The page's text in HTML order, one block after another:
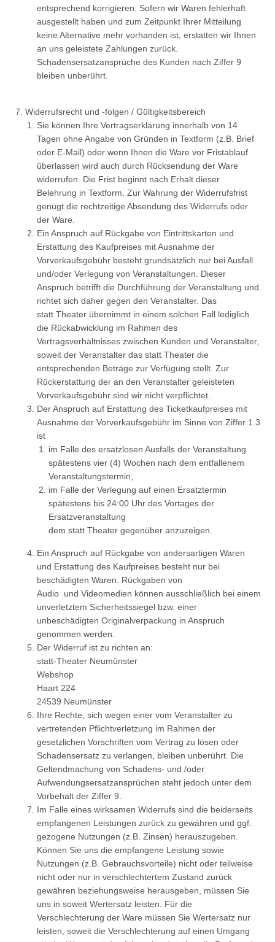
entsprechend korrigieren. Sofern wir Waren fehlerhaft
ausgestellt haben und zum Zeitpunkt Ihrer Mitteilung
keine Alternative mehr vorhanden ist, erstatten wir Ihnen
an uns geleistete Zahlungen zurück.
Schadensersatzansprüche des Kunden nach Ziffer 9
bleiben unberührt.
Widerrufsrecht und -folgen / Gültigkeitsbereich
Sie können Ihre Vertragserklärung innerhalb von 14
Tagen ohne Angabe von Gründen in Textform (z.B. Brief
oder E-Mail) oder wenn Ihnen die Ware vor Fristablauf
überlassen wird auch durch Rücksendung der Ware
widerrufen. Die Frist beginnt nach Erhalt dieser
Belehrung in Textform. Zur Wahrung der Widerrufsfrist
genügt die rechtzeitige Absendung des Widerrufs oder
der Ware.
Ein Anspruch auf Rückgabe von Eintrittskarten und
Erstattung des Kaufpreises mit Ausnahme der
Vorverkaufsgebühr besteht grundsätzlich nur bei Ausfall
und/oder Verlegung von Veranstaltungen. Dieser
Anspruch betrifft die Durchführung der Veranstaltung und
richtet sich daher gegen den Veranstalter. Das
statt Theater übernimmt in einem solchen Fall lediglich
die Rückabwicklung im Rahmen des
Vertragsverhältnisses zwischen Kunden und Veranstalter,
soweit der Veranstalter das statt Theater die
entsprechenden Beträge zur Verfügung stellt. Zur
Rückerstattung der an den Veranstalter geleisteten
Vorverkaufsgebühr sind wir nicht verpflichtet.
Der Anspruch auf Erstattung des Ticketkaufpreises mit
Ausnahme der Vorverkaufsgebühr im Sinne von Ziffer 1.3
ist
im Falle des ersatzlosen Ausfalls der Veranstaltung
spätestens vier (4) Wochen nach dem entfallenem
Veranstaltungstermin,
im Falle der Verlegung auf einen Ersatztermin
spätestens bis 24:00 Uhr des Vortages der
Ersatzveranstaltung
dem statt Theater gegenüber anzuzeigen.
Ein Anspruch auf Rückgabe von andersartigen Waren
und Erstattung des Kaufpreises besteht nur bei
beschädigten Waren. Rückgaben von
Audio und Videomedien können ausschließlich bei einem
unverletztem Sicherheitssiegel bzw. einer
unbeschädigten Originalverpackung in Anspruch
genommen werden.
Der Widerruf ist zu richten an:
statt-Theater Neumünster
Webshop
Haart 224
24539 Neumünster
Ihre Rechte, sich wegen einer vom Veranstalter zu
vertretenden Pflichtverletzung im Rahmen der
gesetzlichen Vorschriften vom Vertrag zu lösen oder
Schadensersatz zu verlangen, bleiben unberührt. Die
Geltendmachung von Schadens- und /oder
Aufwendungsersatzansprüchen steht jedoch unter dem
Vorbehalt der Ziffer 9.
Im Falle eines wirksamen Widerrufs sind die beiderseits
empfangenen Leistungen zurück zu gewähren und ggf.
gezogene Nutzungen (z.B. Zinsen) herauszugeben.
Können Sie uns die empfangene Leistung sowie
Nutzungen (z.B. Gebrauchsvorteile) nicht oder teilweise
nicht oder nur in verschlechtertem Zustand zurück
gewähren beziehungsweise herausgeben, müssen Sie
uns in soweit Wertersatz leisten. Für die
Verschlechterung der Ware müssen Sie Wertersatz nur
leisten, soweit die Verschlechterung auf einen Umgang